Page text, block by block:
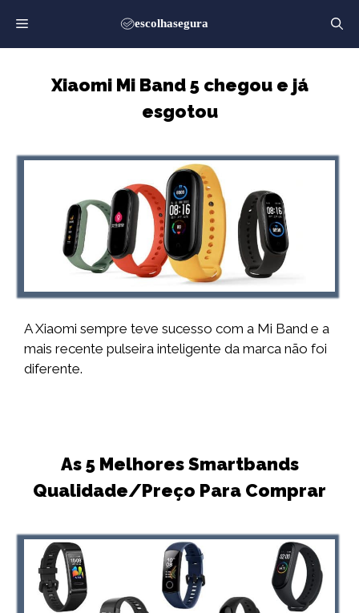
para
o
Xiaomi Mi Band 5 chegou e já
esgotou
A Xiaomi sempre teve sucesso com a Mi Band e a
mais recente pulseira inteligente da marca não foi
diferente.
As 5 Melhores Smartbands
Qualidade/Preço Para Comprar